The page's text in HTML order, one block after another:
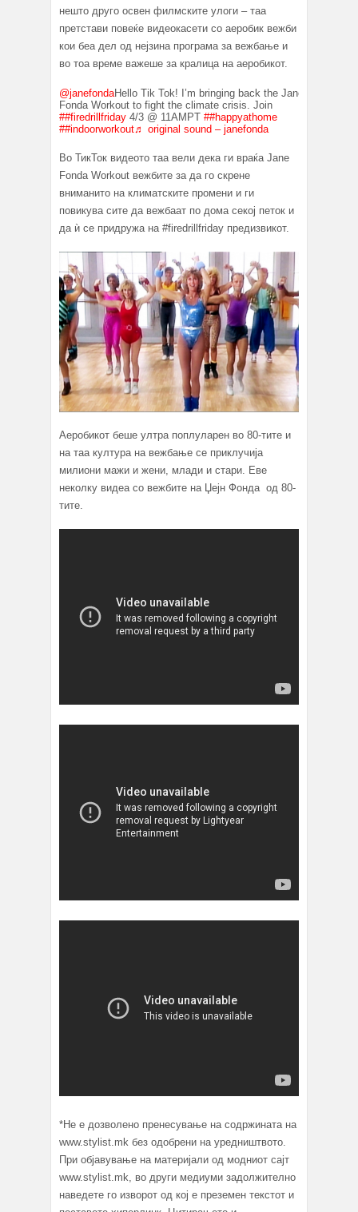
нешто друго освен филмските улоги – таа
претстави повеќе видеокасети со аеробик вежби
кои беа дел од нејзина програма за вежбање и
во тоа време важеше за кралица на аеробикот.
@janefondaHello Tik Tok! I’m bringing back the Jane
Fonda Workout to fight the climate crisis. Join
##firedrillfriday 4/3 @ 11AMPT ##happyathome
##indoorworkout♬ original sound – janefonda
Во ТикТок видеото таа вели дека ги враќа Jane
Fonda Workout вежбите за да го скрене
вниманито на климатските промени и ги
повикува сите да вежбаат по дома секој петок и
да ѝ се придружа на #firedrillfriday предизвикот.
Аеробикот беше ултра поплуларен во 80-тите и
на таа култура на вежбање се приклучија
милиони мажи и жени, млади и стари. Еве
неколку видеа со вежбите на Џејн Фонда од 80-
тите.
*Не е дозволено пренесување на содржината на
www.stylist.mk без одобрени на уредништвото.
При објавување на материјали од модниот сајт
www.stylist.mk, во други медиуми задолжително
наведете го изворот од кој е преземен текстот и